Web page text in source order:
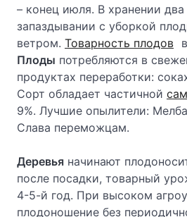
– конец июля. В хранении
запаздывании с уборкой
ветром. Товарность плодов
Плоды потребляются в
продуктах переработки:
Сорт обладает частичной
9%. Лучшие опылители:
Слава переможцам.
Деревья начинают
после посадки, товарный
4-5-й год. При высоком
плодоношение без